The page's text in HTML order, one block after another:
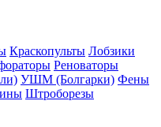
Краскопульты Лобзики
Реноваторы
УШМ (Болгарки) Фены
Штроборезы